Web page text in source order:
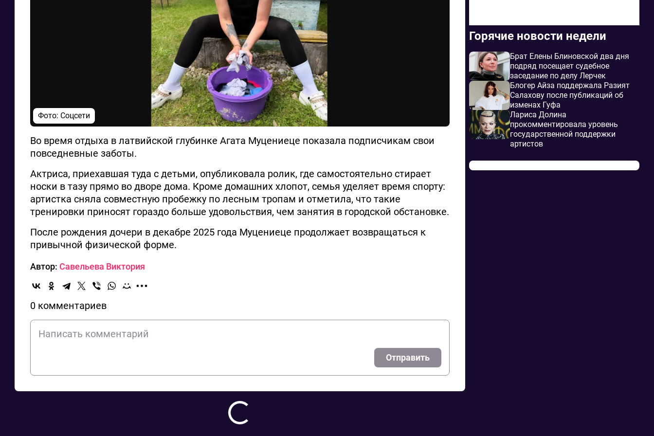
Фото: Соцсети
Во время отдыха в латвийской глубинке Агата Муцениеце показала подписчикам свои
повседневные заботы.
Актриса, приехавшая туда с детьми, опубликовала ролик, где самостоятельно стирает
носки в тазу прямо во дворе дома. Кроме домашних хлопот, семья уделяет время спорту:
артистка сняла совместную пробежку по лесным тропам и отметила, что такие
тренировки приносят гораздо больше удовольствия, чем занятия в городской обстановке.
После рождения дочери в декабре 2025 года Муцениеце продолжает возвращаться к
привычной физической форме.
Автор: Савельева Виктория
0 комментариев
Отправить
Горячие новости недели
Брат Елены Блиновской два дня
подряд посещает судебное
заседание по делу Лерчек
Блогер Айза поддержала Разият
Салахову после публикаций об
изменах Гуфа
Лариса Долина
прокомментировала уровень
государственной поддержки
артистов